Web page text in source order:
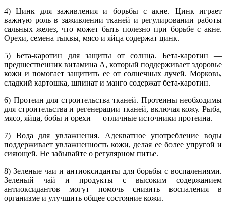
4) Цинк для заживления и борьбы с акне. Цинк играет
важную роль в заживлении тканей и регулировании работы
сальных желез, что может быть полезно при борьбе с акне.
Орехи, семена тыквы, мясо и яйца содержат цинк.
5) Бета-каротин для защиты от солнца. Бета-каротин —
предшественник витамина A, который поддерживает здоровье
кожи и помогает защитить ее от солнечных лучей. Морковь,
сладкий картошка, шпинат и манго содержат бета-каротин.
6) Протеин для строительства тканей. Протеины необходимы
для строительства и регенерации тканей, включая кожу. Рыба,
мясо, яйца, бобы и орехи — отличные источники протеина.
7) Вода для увлажнения. Адекватное употребление воды
поддерживает увлажненность кожи, делая ее более упругой и
сияющей. Не забывайте о регулярном питье.
8) Зеленые чаи и антиоксиданты для борьбы с воспалениями.
Зеленый чай и продукты с высоким содержанием
антиоксидантов могут помочь снизить воспаления в
организме и улучшить общее состояние кожи.